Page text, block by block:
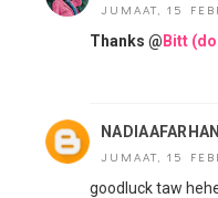
JUMAAT, 15
Thanks @ Bitt
JUMAAT, 15
goodluck taw